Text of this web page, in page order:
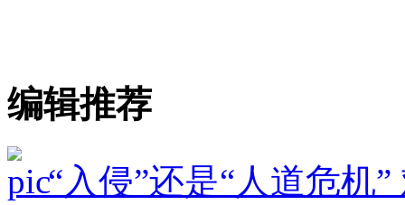
编辑推荐
“入侵”还是“人道危机